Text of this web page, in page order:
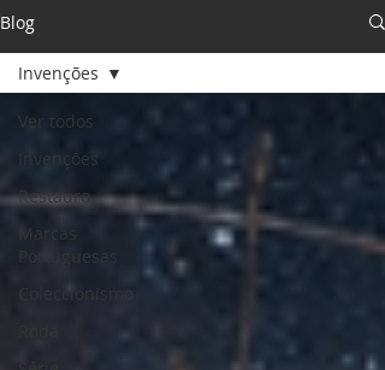
Blog
Ver todos
Invenções
Restauro
Marcas
Portuguesas
Coleccionismo
Invenções